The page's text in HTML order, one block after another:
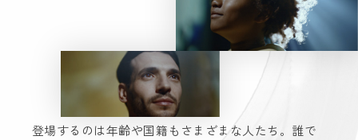
登場するのは年齢や国籍もさまざまな人たち。誰で